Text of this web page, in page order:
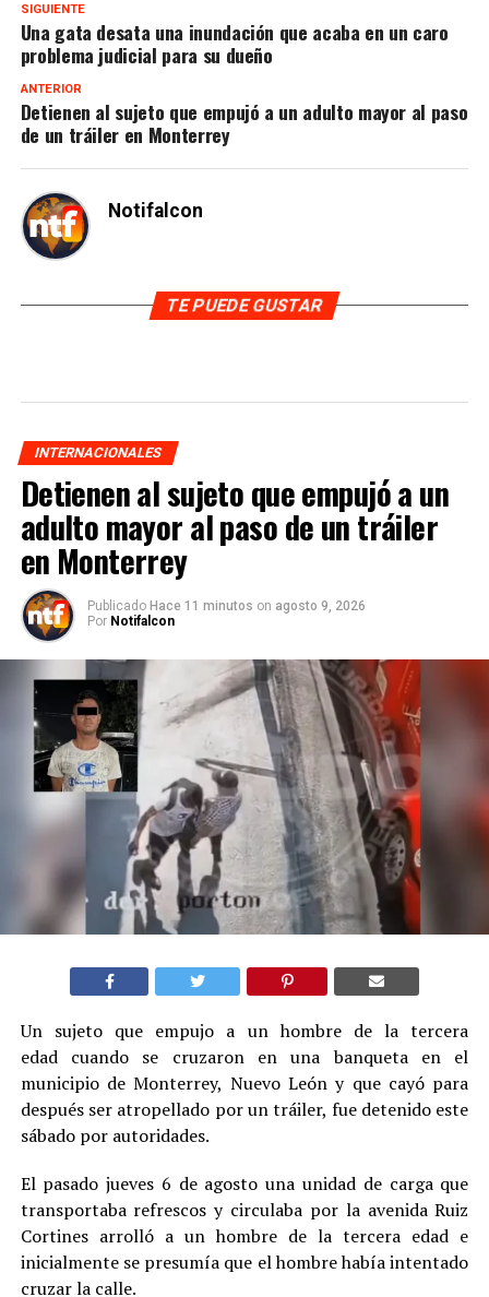
SIGUIENTE
Una gata desata una inundación que acaba en un caro
problema judicial para su dueño
ANTERIOR
Detienen al sujeto que empujó a un adulto mayor al paso
de un tráiler en Monterrey
Notifalcon
TE PUEDE GUSTAR
INTERNACIONALES
Detienen al sujeto que empujó a un
adulto mayor al paso de un tráiler
en Monterrey
Publicado Hace 11 minutos on agosto 9, 2026
Por Notifalcon
Un sujeto que empujo a un hombre de la tercera
edad cuando se cruzaron en una banqueta en el
municipio de Monterrey, Nuevo León y que cayó para
después ser atropellado por un tráiler, fue detenido este
sábado por autoridades.
El pasado jueves 6 de agosto una unidad de carga que
transportaba refrescos y circulaba por la avenida Ruiz
Cortines arrolló a un hombre de la tercera edad e
inicialmente se presumía que el hombre había intentado
cruzar la calle.